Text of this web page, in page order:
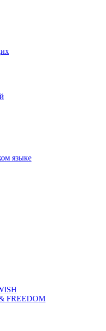
языке
FREEDOM